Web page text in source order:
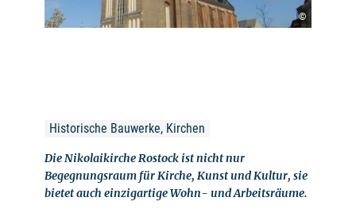
©
Historische Bauwerke, Kirchen
Die Nikolaikirche Rostock ist nicht nur
Begegnungsraum für Kirche, Kunst und Kultur, sie
bietet auch einzigartige Wohn- und Arbeitsräume.